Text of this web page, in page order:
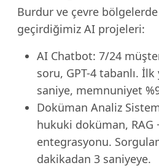
Burdur ve çevre
geçirdiğimiz AI projeleri:
AI Chatbot: 7/24
soru, GPT-4 tabanlı. İlk
saniye, memnuniyet
Doküman Analiz
hukuki doküman, RAG
entegrasyonu.
dakikadan 3 saniyeye.